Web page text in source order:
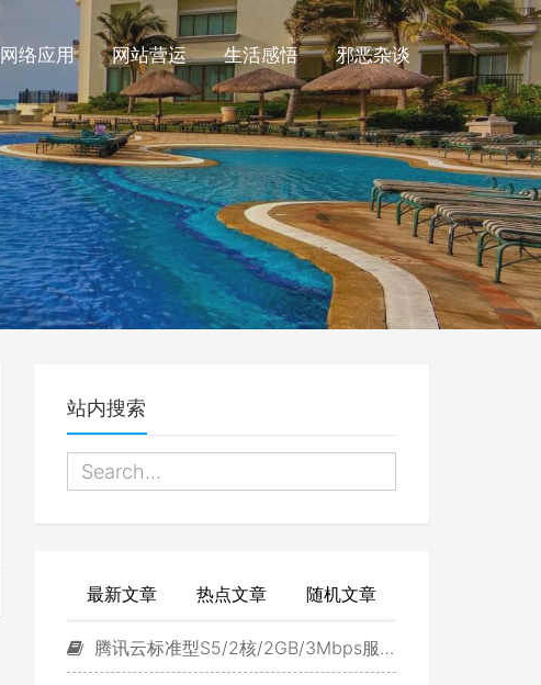
网络应用 网站营运 生活感悟 邪恶杂谈
站内搜索
最新文章 热点文章 随机文章
腾讯云标准型S5/2核/2GB/3Mbps服务器试用